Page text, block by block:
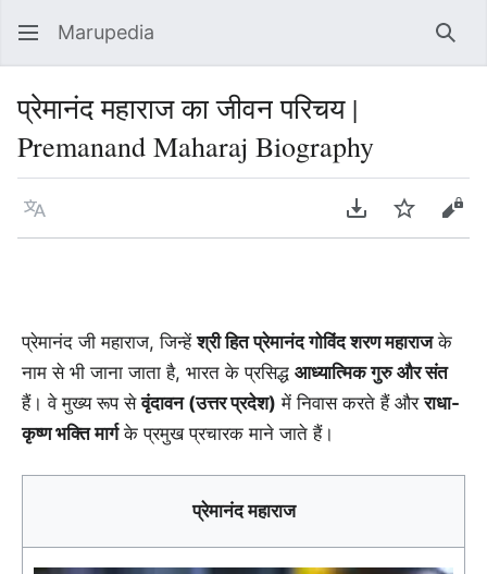
Marupedia
प्रेमानंद महाराज का जीवन परिचय |
Premanand Maharaj Biography
Language Download PDF
Watch
प्रेमानंद जी महाराज, जिन्हेंश्री हित प्रेमानंद गोविंद शरण महाराजके
नाम से भी जाना जाता है, भारत के प्रसिद्ध आध्यात्मिक गुरु और संत
हैं। वे मुख्य रूप सेवृंदावन (उत्तर प्रदेश) में निवास करते हैं औरराधा-
कृष्ण भक्ति मार्गके प्रमुख प्रचारक माने जाते हैं।
प्रेमानंद महाराज